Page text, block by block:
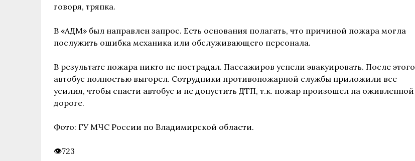
говоря, тряпка.
В «АДМ» был направлен запрос. Есть основания полагать, что причиной пожара могла
послужить ошибка механика или обслуживающего персонала.
В результате пожара никто не пострадал. Пассажиров успели эвакуировать. После этого
автобус полностью выгорел. Сотрудники противопожарной службы приложили все
усилия, чтобы спасти автобус и не допустить ДТП, т.к. пожар произошел на оживленной
дороге.
Фото: ГУ МЧС России по Владимирской области.
723